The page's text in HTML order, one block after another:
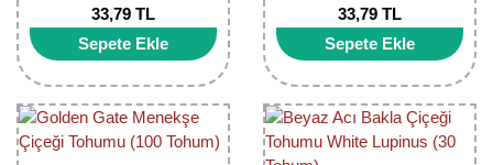
33,79 TL
Sepete Ekle
33,79 TL
Sepete Ekle
Fidan Anaçları ve Aşı Kalemleri
Fındık Fidanı
Frenk Üzümü Fidanı